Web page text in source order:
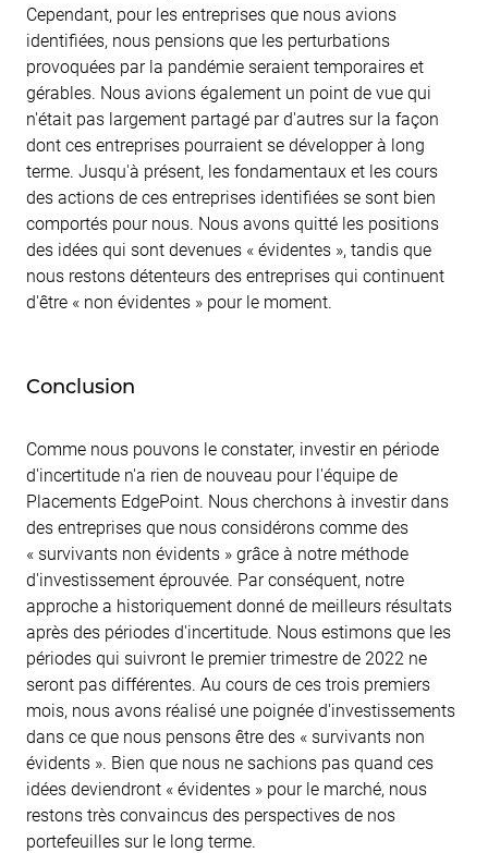
Cependant, pour les entreprises que nous avions
identifiées, nous pensions que les perturbations
provoquées par la pandémie seraient temporaires et
gérables. Nous avions également un point de vue qui
n'était pas largement partagé par d'autres sur la façon
dont ces entreprises pourraient se développer à long
terme. Jusqu'à présent, les fondamentaux et les cours
des actions de ces entreprises identifiées se sont bien
comportés pour nous. Nous avons quitté les positions
des idées qui sont devenues « évidentes », tandis que
nous restons détenteurs des entreprises qui continuent
d'être « non évidentes » pour le moment.
Conclusion
Comme nous pouvons le constater, investir en période
d'incertitude n'a rien de nouveau pour l'équipe de
Placements EdgePoint. Nous cherchons à investir dans
des entreprises que nous considérons comme des
« survivants non évidents » grâce à notre méthode
d'investissement éprouvée. Par conséquent, notre
approche a historiquement donné de meilleurs résultats
après des périodes d'incertitude. Nous estimons que les
périodes qui suivront le premier trimestre de 2022 ne
seront pas différentes. Au cours de ces trois premiers
mois, nous avons réalisé une poignée d'investissements
dans ce que nous pensons être des « survivants non
évidents ». Bien que nous ne sachions pas quand ces
idées deviendront « évidentes » pour le marché, nous
restons très convaincus des perspectives de nos
portefeuilles sur le long terme.